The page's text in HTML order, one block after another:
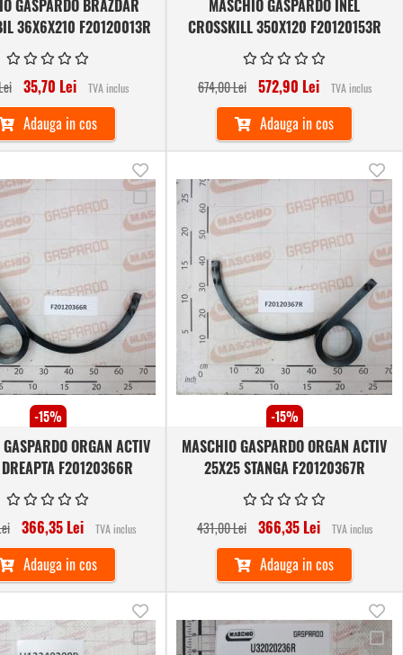
GASPARDO BRAZDAR
36X6X210 F20120013R
35,70 Lei TVA inclus
Adauga in cos
MASCHIO GASPARDO INEL
CROSSKILL 350X120 F20120153R
674,00 Lei 572,90 Lei TVA inclus
Adauga in cos
-15%
ORGAN ACTIV
F20120366R
366,35 Lei TVA inclus
Adauga in cos
lista
de
dorinte
Adauga
la
Comparare
-15%
MASCHIO GASPARDO ORGAN ACTIV
25X25 STANGA F20120367R
431,00 Lei 366,35 Lei TVA inclus
Adauga in cos
de
la
in
Adauga
in